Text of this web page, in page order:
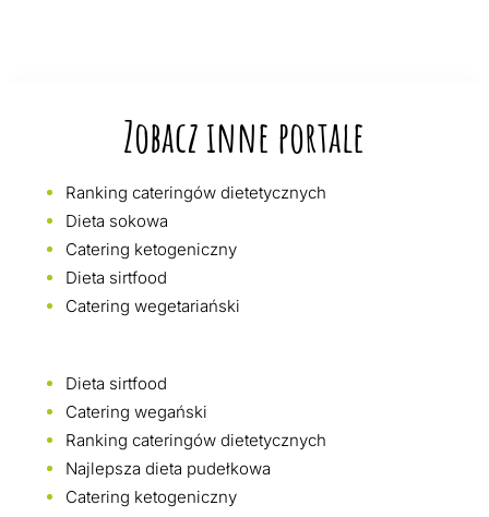
Zobacz inne portale
Ranking cateringów dietetycznych
Dieta sokowa
Catering ketogeniczny
Dieta sirtfood
Catering wegetariański
Dieta sirtfood
Catering wegański
Ranking cateringów dietetycznych
Najlepsza dieta pudełkowa
Catering ketogeniczny